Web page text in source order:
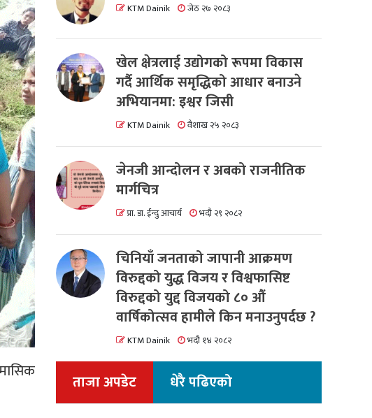
KTM Dainik जेठ २७ २०८३
खेल क्षेत्रलाई उद्योगको रूपमा विकास
गर्दै आर्थिक समृद्धिको आधार बनाउने
अभियानमा: इश्वर जिसी
KTM Dainik वैशाख २५ २०८३
जेनजी आन्दोलन र अबको राजनीतिक
मार्गचित्र
प्रा. डा. ईन्दु आचार्य भदौ २९ २०८२
चिनियाँ जनताको जापानी आक्रमण
विरुद्दको युद्ध विजय र विश्वफासिष्ट
विरुद्दको युद्द विजयको ८० औं
वार्षिकोत्सव हामीले किन मनाउनुपर्दछ ?
KTM Dainik भदौ १४ २०८२
ताजा अपडेट धेरै पढिएको